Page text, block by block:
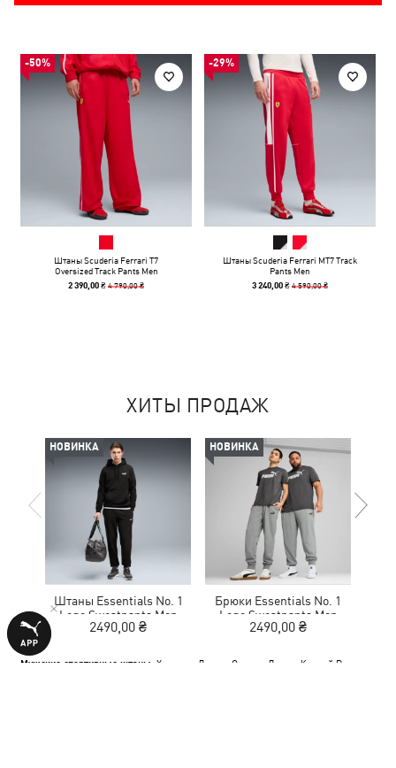
-50%
Штаны Scuderia Ferrari T7
Oversized Track Pants Men
2 390,00 ₴4 790,00 ₴
-29%
Штаны Scuderia Ferrari MT7 Track
Pants Men
3 240,00 ₴4 590,00 ₴
ХИТЫ ПРОДАЖ
НОВИНКА
Штаны Essentials No. 1
Logo Sweatpants Men
2490,00 ₴
НОВИНКА
Брюки Essentials No. 1
Logo Sweatpants Men
2490,00 ₴
Мужские спортивные штаны: Харьков Днепр Одесса Львов Кривой Рог